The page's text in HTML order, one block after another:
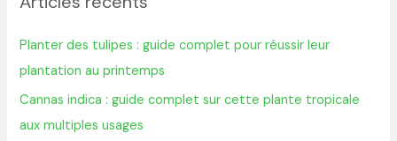
e
c
h
e
r
Planter des tulipes : guide complet pour réussir leur
plantation au printemps
Cannas indica : guide complet sur cette plante tropicale
aux multiples usages